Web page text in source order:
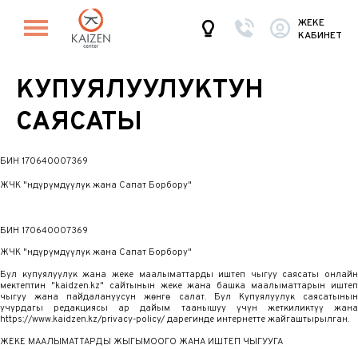
ЖЕКЕ
КАБИНЕТ
КУПУЯЛУУЛУКТУН
САЯСАТЫ
БИН 170640007369
ЖЧК "Өндүрүмдүүлүк жана Сапат Борбору"
БИН 170640007369
ЖЧК "Өндүрүмдүүлүк жана Сапат Борбору"
Бул купуялуулук жана жеке маалыматтарды иштеп чыгуу саясаты онлайн
мектептин "kaidzen.kz" сайтынын жеке жана башка маалыматтарын иштеп
чыгуу жана пайдалануусун жөнгө салат. Бул Купуялуулук саясатынын
учурдагы редакциясы ар дайым таанышуу үчүн жеткиликтүү жана
https://www.kaidzen.kz/privacy-policy/ дарегинде интернетте жайгаштырылган.
ЖЕКЕ МААЛЫМАТТАРДЫ ЖЫГЫМООГО ЖАНА ИШТЕП ЧЫГУУГА